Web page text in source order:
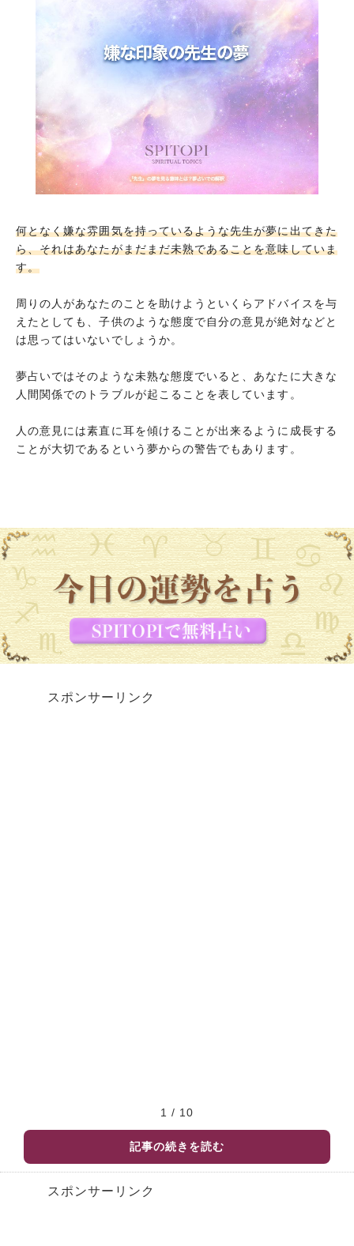
何となく嫌な雰囲気を持っているような先生が夢に出てきた
ら、それはあなたがまだまだ未熟であることを意味していま
す。
周りの人があなたのことを助けようといくらアドバイスを与
えたとしても、子供のような態度で自分の意見が絶対などと
は思ってはいないでしょうか。
夢占いではそのような未熟な態度でいると、あなたに大きな
人間関係でのトラブルが起こることを表しています。
人の意見には素直に耳を傾けることが出来るように成長する
ことが大切であるという夢からの警告でもあります。
スポンサーリンク
1 / 10
記事の続きを読む
スポンサーリンク